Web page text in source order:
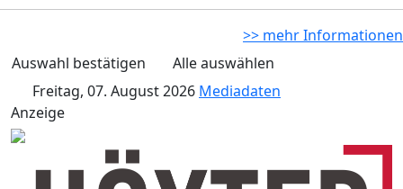
>> mehr Informationen
Auswahl bestätigen
Alle auswählen
Freitag, 07. August 2026 Mediadaten
Anzeige